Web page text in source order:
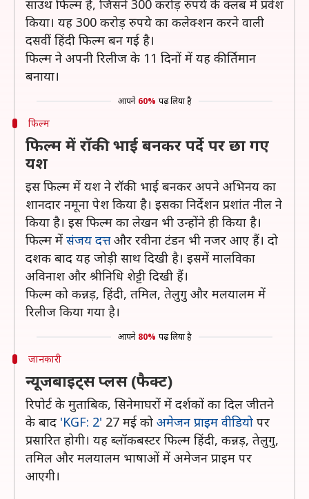
साउथ फिल्म है, जिसने 300 करोड़ रुपये के क्लब में प्रवेश
किया। यह 300 करोड़ रुपये का कलेक्शन करने वाली
दसवीं हिंदी फिल्म बन गई है।
फिल्म ने अपनी रिलीज के 11 दिनों में यह कीर्तिमान
बनाया।
आपने 60% पढ़ लिया है
फिल्म
फिल्म में रॉकी भाई बनकर पर्दे पर छा गए
यश
इस फिल्म में यश ने रॉकी भाई बनकर अपने अभिनय का
शानदार नमूना पेश किया है। इसका निर्देशन प्रशांत नील ने
किया है। इस फिल्म का लेखन भी उन्होंने ही किया है।
फिल्म में संजय दत्तऔर रवीना टंडन भी नजर आए हैं। दो
दशक बाद यह जोड़ी साथ दिखी है। इसमें मालविका
अविनाश और श्रीनिधि शेट्टी दिखी हैं।
फिल्म को कन्नड़, हिंदी, तमिल, तेलुगु और मलयालम में
रिलीज किया गया है।
आपने 80% पढ़ लिया है
जानकारी
न्यूजबाइट्स प्लस (फैक्ट)
रिपोर्ट के मुताबिक, सिनेमाघरों में दर्शकों का दिल जीतने
के बाद 'KGF: 2' 27 मई को अमेजन प्राइम वीडियो पर
प्रसारित होगी। यह ब्लॉकबस्टर फिल्म हिंदी, कन्नड़, तेलुगु,
तमिल और मलयालम भाषाओं में अमेजन प्राइम पर
आएगी।